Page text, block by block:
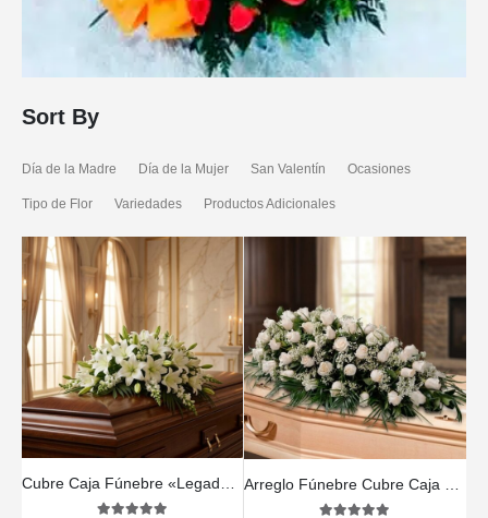
Sort By
Día de la Madre Día de la Mujer San Valentín Ocasiones
Tipo de Flor Variedades Productos Adicionales
Cubre Caja Fúnebre «Legado de José» con Rosas Blancas 🕊️ Arreglo Fúnebre Cubre Caja Cielo